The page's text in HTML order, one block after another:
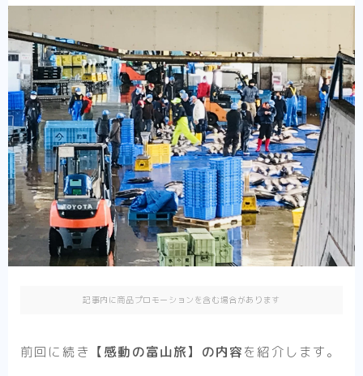
記事内に商品プロモーションを含む場合があります
前回に続き 【感動の富山旅】の内容を紹介します。